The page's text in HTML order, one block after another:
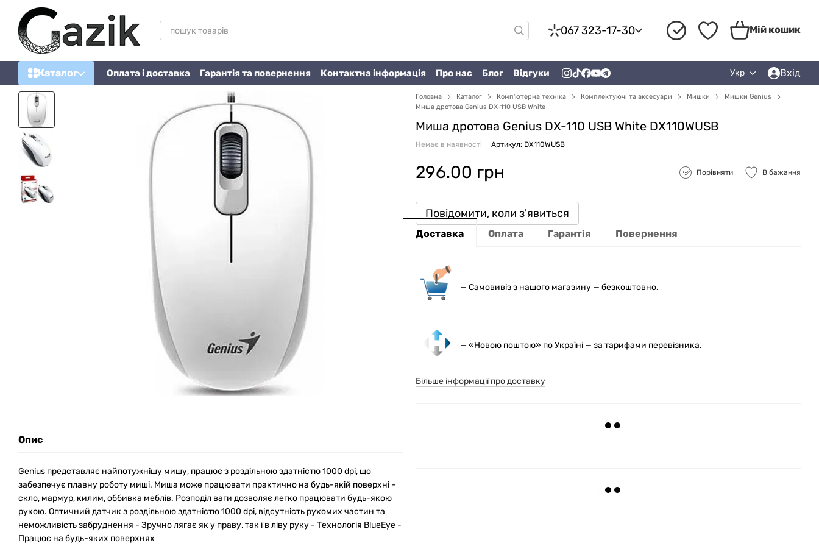
Перейти до основного контенту
067 323-17-30 Мій кошик
Каталог Оплата і доставка Гарантія та повернення Контактна інформація Про нас Блог Відгуки Укр Вхід
Опис
Genius представляє найпотужнішу мишу, працює з роздільною здатністю 1000 dpi, що
забезпечує плавну роботу миші. Миша може працювати практично на будь-якій поверхні –
скло, мармур, килим, оббивка меблів. Розподіл ваги дозволяє легко працювати будь-якою
рукою. Оптичний датчик з роздільною здатністю 1000 dpi, відсутність рухомих частин та
неможливість забруднення - Зручно лягає як у праву, так і в ліву руку - Технологія BlueEye -
Працює на будь-яких поверхнях
Головна Каталог Комп'ютерна техніка Комплектуючі та аксесуари Мишки
Мишки Genius
Миша дротова Genius DX-110 USB White
Миша дротова Genius DX-110 USB White DX110WUSB
Немає в наявності Артикул: DX110WUSB
296.00 грн Порівняти В бажання
Повідомити, коли з'явиться
Доставка Оплата Гарантія Повернення
— Самовивіз з нашого магазину — безкоштовно.
— «Новою поштою» по Україні — за тарифами перевізника.
Більше інформації про доставку